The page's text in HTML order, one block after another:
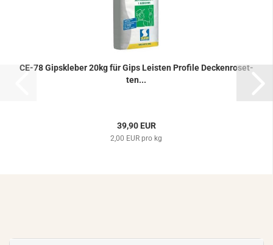
CE-78 Gips­kle­ber 20kg für Gips Leis­ten Pro­fi­le De­cken­ro­set­
ten...
39,90 EUR
2,00 EUR pro kg